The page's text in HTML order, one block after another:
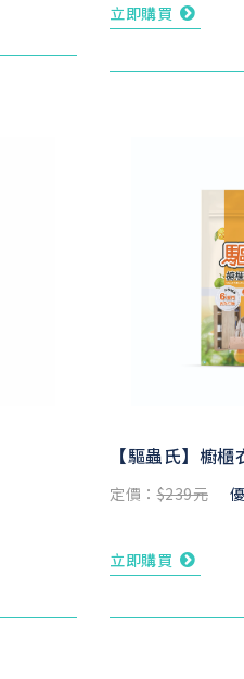
立即購買
【驅蟲氏】櫥
定價：$239元
立即購買